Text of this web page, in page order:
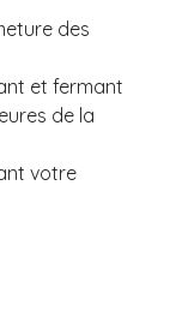
des
et fermant
de la
votre